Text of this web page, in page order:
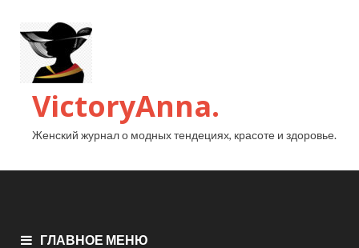
VictoryAnna.
Женский журнал о модных тендециях, красоте и здоровье.
ГЛАВНОЕ МЕНЮ